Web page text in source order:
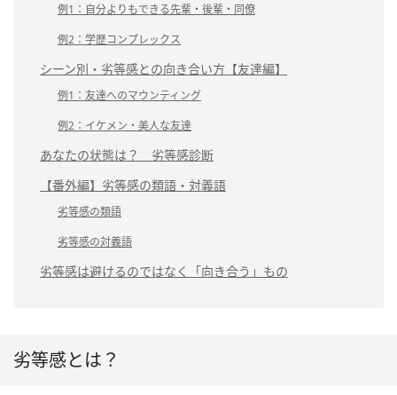
例1：自分よりもできる先輩・後輩・同僚
例2：学歴コンプレックス
シーン別・劣等感との向き合い方【友達編】
例1：友達へのマウンティング
例2：イケメン・美人な友達
あなたの状態は？ 劣等感診断
【番外編】劣等感の類語・対義語
劣等感の類語
劣等感の対義語
劣等感は避けるのではなく「向き合う」もの
劣等感とは？